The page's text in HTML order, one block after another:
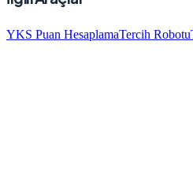
YKS Puan HesaplamaTercih Robotu